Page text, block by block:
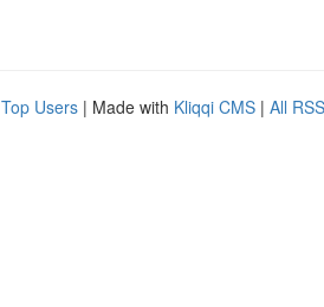
Top Users | Made with Kliqqi CMS | All